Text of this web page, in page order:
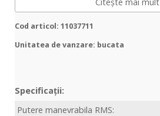
Cod articol: 11037711
Unitatea de vanzare: bucata
Specificații:
Putere manevrabila RMS: